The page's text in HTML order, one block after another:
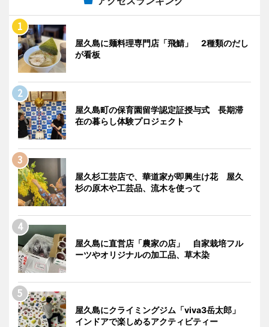
屋久島に麺料理専門店「飛鯖」 2種類のだし
が看板
屋久島町の保育園留学認定証授与式 長期滞
在の暮らし体験プロジェクト
屋久杉工芸店で、華道家が即興生け花 屋久
杉の原木や工芸品、流木を使って
屋久島に直営店「農家の店」 自家栽培フル
ーツやオリジナルの加工品、草木染
屋久島にクライミングジム「viva3岳太郎」
インドアで楽しめるアクティビティー